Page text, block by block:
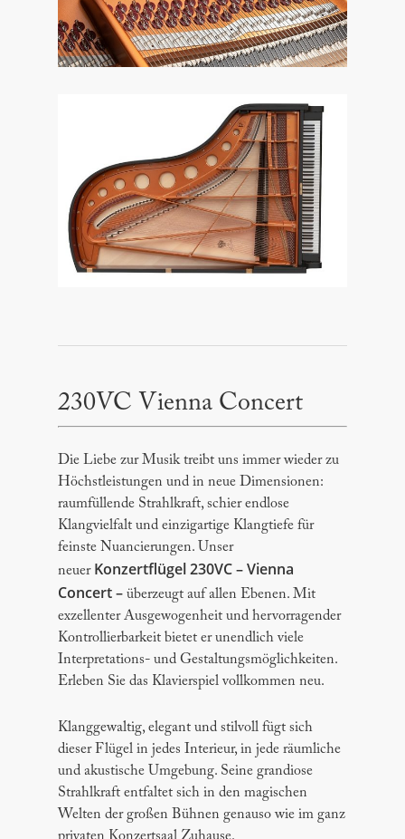
230VC Vienna Concert
Die Liebe zur Musik treibt uns immer wieder zu
Höchstleistungen und in neue Dimensionen:
raumfüllende Strahlkraft, schier endlose
Klangvielfalt und einzigartige Klangtiefe für
feinste Nuancierungen. Unser
neuer Konzertflügel 230VC – Vienna
Concert – überzeugt auf allen Ebenen. Mit
exzellenter Ausgewogenheit und hervorragender
Kontrollierbarkeit bietet er unendlich viele
Interpretations- und Gestaltungsmöglichkeiten.
Erleben Sie das Klavierspiel vollkommen neu.
Klanggewaltig, elegant und stilvoll fügt sich
dieser Flügel in jedes Interieur, in jede räumliche
und akustische Umgebung. Seine grandiose
Strahlkraft entfaltet sich in den magischen
Welten der großen Bühnen genauso wie im ganz